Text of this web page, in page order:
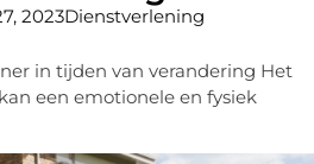
2023Dienstverlening
in tijden van verandering Het
een emotionele en fysiek